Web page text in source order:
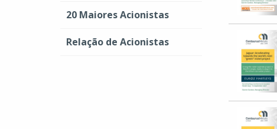
20 Maiores Acionistas
Relação de Acionistas